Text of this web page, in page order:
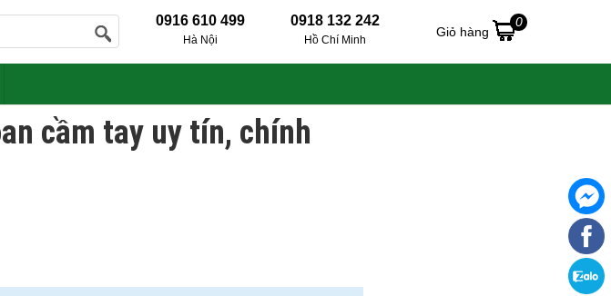
0916 610 499
Hà Nội
0918 132 242
Hồ Chí Minh
Giỏ hàng
0
cầm tay uy tín, chính